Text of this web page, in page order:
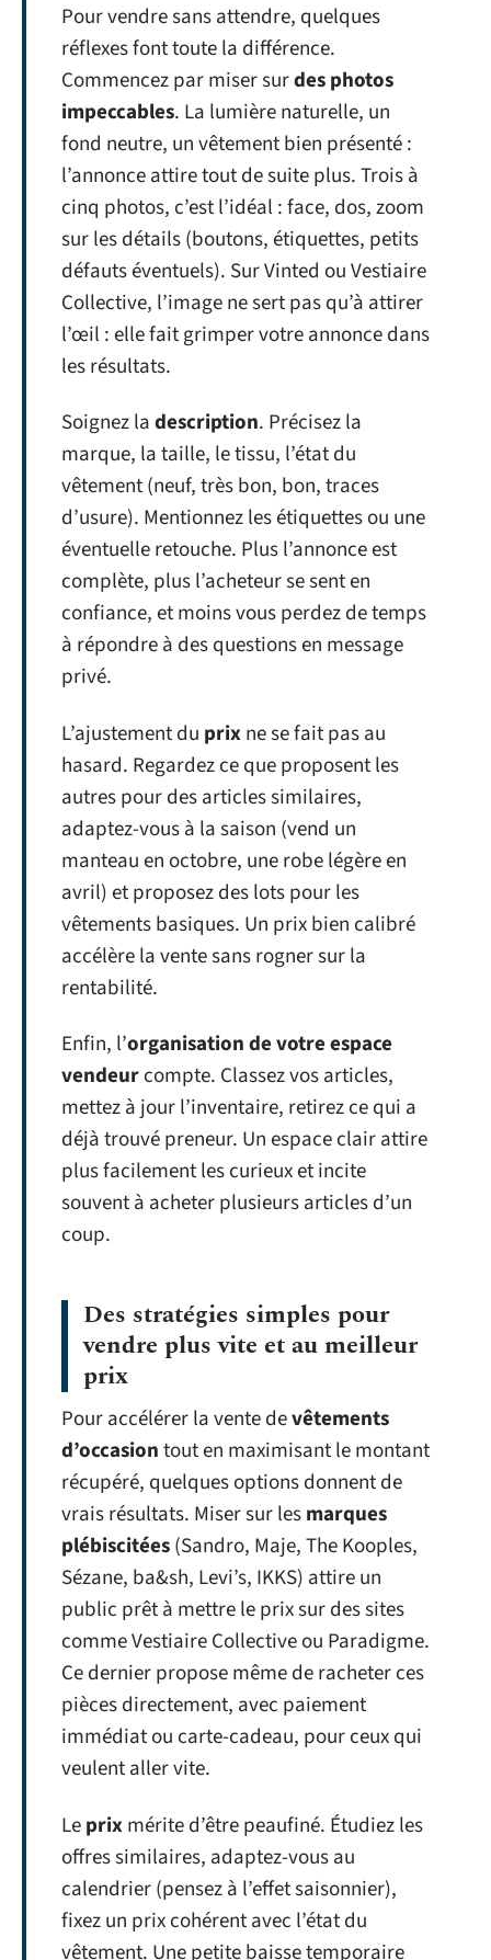
Pour vendre sans attendre, quelques
réflexes font toute la différence.
Commencez par miser surdes photos
impeccables. La lumière naturelle, un
fond neutre, un vêtement bien présenté :
l’annonce attire tout de suite plus. Trois à
cinq photos, c’est l’idéal : face, dos, zoom
sur les détails (boutons, étiquettes, petits
défauts éventuels). Sur Vinted ou Vestiaire
Collective, l’image ne sert pas qu’à attirer
l’œil : elle fait grimper votre annonce dans
les résultats.
Soignez ladescription. Précisez la
marque, la taille, le tissu, l’état du
vêtement (neuf, très bon, bon, traces
d’usure). Mentionnez les étiquettes ou une
éventuelle retouche. Plus l’annonce est
complète, plus l’acheteur se sent en
confiance, et moins vous perdez de temps
à répondre à des questions en message
privé.
L’ajustement du prixne se fait pas au
hasard. Regardez ce que proposent les
autres pour des articles similaires,
adaptez-vous à la saison (vend un
manteau en octobre, une robe légère en
avril) et proposez des lots pour les
vêtements basiques. Un prix bien calibré
accélère la vente sans rogner sur la
rentabilité.
Enfin, l’organisation de votre espace
vendeurcompte. Classez vos articles,
mettez à jour l’inventaire, retirez ce qui a
déjà trouvé preneur. Un espace clair attire
plus facilement les curieux et incite
souvent à acheter plusieurs articles d’un
coup.
Des stratégies simples pour
vendre plus vite et au meilleur
prix
Pour accélérer la vente devêtements
d’occasiontout en maximisant le montant
récupéré, quelques options donnent de
vrais résultats. Miser sur lesmarques
plébiscitées(Sandro, Maje, The Kooples,
Sézane, ba&sh, Levi’s, IKKS) attire un
public prêt à mettre le prix sur des sites
comme Vestiaire Collective ou Paradigme.
Ce dernier propose même de racheter ces
pièces directement, avec paiement
immédiat ou carte-cadeau, pour ceux qui
veulent aller vite.
Leprixmérite d’être peaufiné. Étudiez les
offres similaires, adaptez-vous au
calendrier (pensez à l’effet saisonnier),
fixez un prix cohérent avec l’état du
vêtement. Une petite baisse temporaire